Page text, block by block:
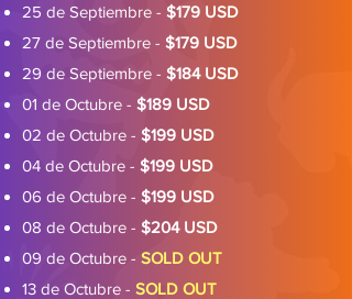
25 de Septiembre - $179 USD
27 de Septiembre - $179 USD
29 de Septiembre - $184 USD
01 de Octubre - $189 USD
02 de Octubre - $199 USD
04 de Octubre - $199 USD
06 de Octubre - $199 USD
08 de Octubre - $204 USD
09 de Octubre - SOLD OUT
13 de Octubre - SOLD OUT